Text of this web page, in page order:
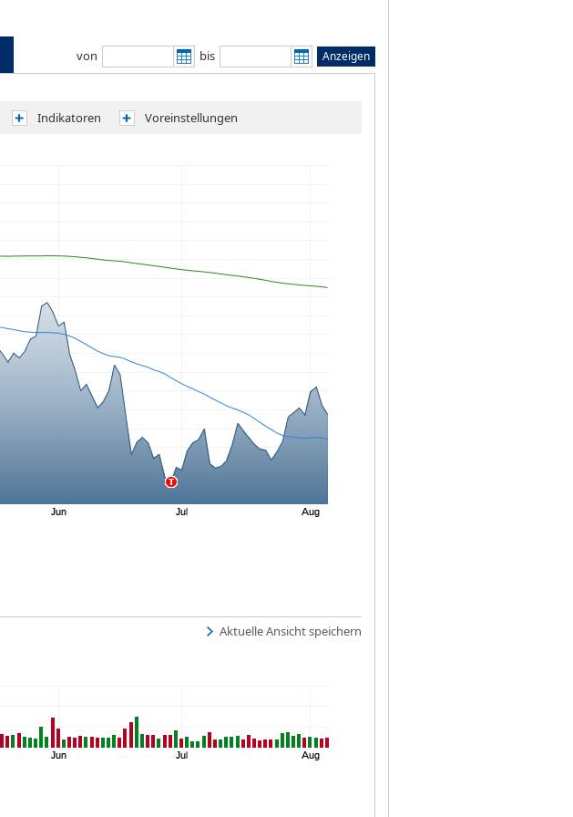
von bis Anzeigen
Indikatoren Voreinstellungen
Aktuelle Ansicht speichern